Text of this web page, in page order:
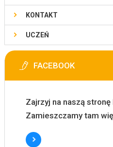
KONTAKT
UCZEŃ
FACEBOOK
Zajrzyj na naszą stronę
Zamieszczamy tam